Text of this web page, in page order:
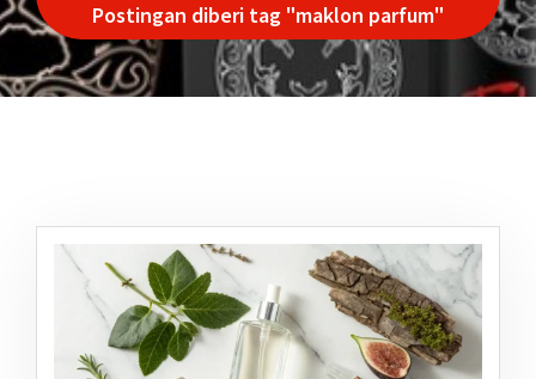
Postingan diberi tag "maklon parfum"